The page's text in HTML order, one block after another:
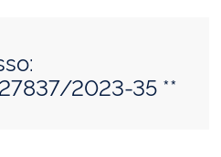
2023-35 **